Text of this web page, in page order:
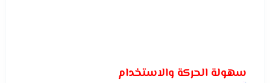
سهولة الحركة والاستخدام